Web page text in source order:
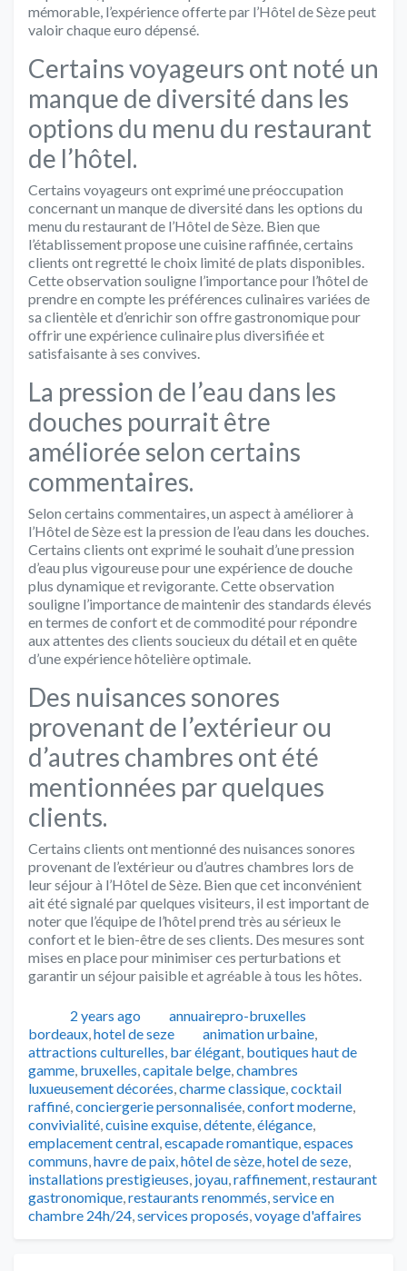
mémorable, l’expérience offerte par l’Hôtel de Sèze peut
valoir chaque euro dépensé.
Certains voyageurs ont noté un
manque de diversité dans les
options du menu du restaurant
de l’hôtel.
Certains voyageurs ont exprimé une préoccupation
concernant un manque de diversité dans les options du
menu du restaurant de l’Hôtel de Sèze. Bien que
l’établissement propose une cuisine raffinée, certains
clients ont regretté le choix limité de plats disponibles.
Cette observation souligne l’importance pour l’hôtel de
prendre en compte les préférences culinaires variées de
sa clientèle et d’enrichir son offre gastronomique pour
offrir une expérience culinaire plus diversifiée et
satisfaisante à ses convives.
La pression de l’eau dans les
douches pourrait être
améliorée selon certains
commentaires.
Selon certains commentaires, un aspect à améliorer à
l’Hôtel de Sèze est la pression de l’eau dans les douches.
Certains clients ont exprimé le souhait d’une pression
d’eau plus vigoureuse pour une expérience de douche
plus dynamique et revigorante. Cette observation
souligne l’importance de maintenir des standards élevés
en termes de confort et de commodité pour répondre
aux attentes des clients soucieux du détail et en quête
d’une expérience hôtelière optimale.
Des nuisances sonores
provenant de l’extérieur ou
d’autres chambres ont été
mentionnées par quelques
clients.
Certains clients ont mentionné des nuisances sonores
provenant de l’extérieur ou d’autres chambres lors de
leur séjour à l’Hôtel de Sèze. Bien que cet inconvénient
ait été signalé par quelques visiteurs, il est important de
noter que l’équipe de l’hôtel prend très au sérieux le
confort et le bien-être de ses clients. Des mesures sont
mises en place pour minimiser ces perturbations et
garantir un séjour paisible et agréable à tous les hôtes.
Publié2 years ago Auteur
annuairepro-bruxelles
bordeaux,hotel de seze Tags
animation urbaine,
attractions culturelles, bar élégant, boutiques haut de
gamme, bruxelles,capitale belge,chambres
luxueusement décorées,charme classique,cocktail
raffiné,conciergerie personnalisée,confort moderne,
convivialité,cuisine exquise,détente,élégance,
emplacement central,escapade romantique,espaces
communs,havre de paix,hôtel de sèze,hotel de seze,
installations prestigieuses, joyau,raffinement,restaurant
gastronomique,restaurants renommés,service en
chambre 24h/24,services proposés,voyage d'affaires